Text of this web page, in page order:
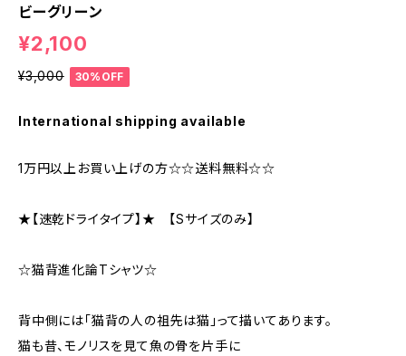
ビーグリーン
¥2,100
¥3,000 30%OFF
International shipping available
1万円以上お買い上げの方☆☆送料無料☆☆
★【速乾ドライタイプ】★ 【Sサイズのみ】
☆猫背進化論Tシャツ☆
背中側には「猫背の人の祖先は猫」って描いてあります。
猫も昔、モノリスを見て魚の骨を片手に